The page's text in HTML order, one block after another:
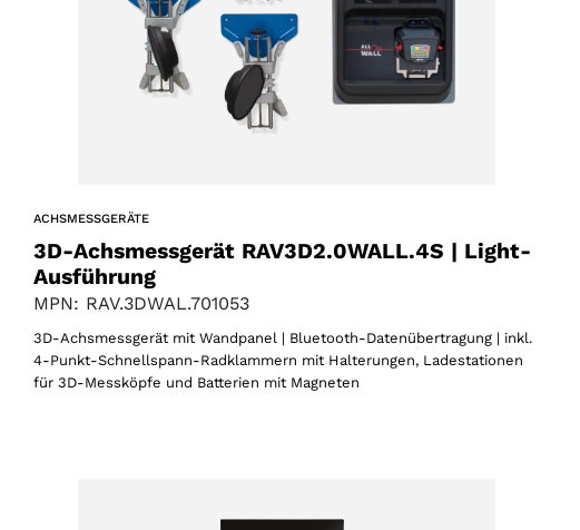
ACHSMESSGERÄTE
3D-Achsmessgerät RAV3D2.0WALL.4S | Light-
Ausführung
MPN: RAV.3DWAL.701053
3D-Achsmessgerät mit Wandpanel | Bluetooth-Datenübertragung | inkl.
4-Punkt-Schnellspann-Radklammern mit Halterungen, Ladestationen
für 3D-Messköpfe und Batterien mit Magneten